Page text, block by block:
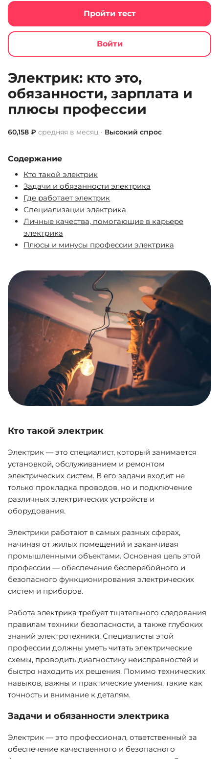
Пройти тест
Войти
Электрик: кто это,
обязанности, зарплата и
плюсы профессии
60,158 ₽ средняя в месяц · Высокий спрос
Содержание
Кто такой электрик
Задачи и обязанности электрика
Где работает электрик
Специализации электрика
Личные качества, помогающие в карьере
электрика
Плюсы и минусы профессии электрика
Кто такой электрик
Электрик — это специалист, который занимается
установкой, обслуживанием и ремонтом
электрических систем. В его задачи входит не
только прокладка проводов, но и подключение
различных электрических устройств и
оборудования.
Электрики работают в самых разных сферах,
начиная от жилых помещений и заканчивая
промышленными объектами. Основная цель этой
профессии — обеспечение бесперебойного и
безопасного функционирования электрических
систем и приборов.
Работа электрика требует тщательного следования
правилам техники безопасности, а также глубоких
знаний электротехники. Специалисты этой
профессии должны уметь читать электрические
схемы, проводить диагностику неисправностей и
быстро находить их решения. Помимо технических
навыков, важны и практические умения, такие как
точность и внимание к деталям.
Задачи и обязанности электрика
Электрик — это профессионал, ответственный за
обеспечение качественного и безопасного